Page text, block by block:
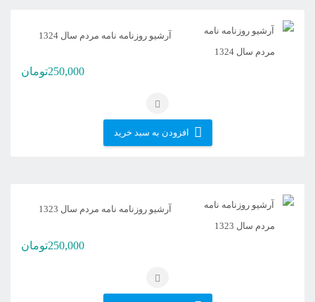
آرشیو روزنامه نامه مردم سال 1324
250,000تومان
افزودن به سبد خرید
آرشیو روزنامه نامه مردم سال 1323
250,000تومان